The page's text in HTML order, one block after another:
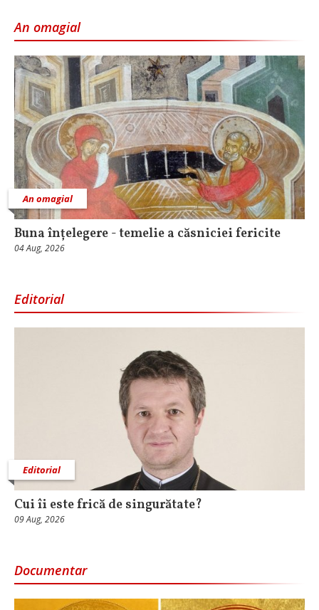
An omagial
An omagial
Buna înțelegere - temelie a căsniciei fericite
04 Aug, 2026
Editorial
Editorial
Cui îi este frică de singurătate?
09 Aug, 2026
Documentar